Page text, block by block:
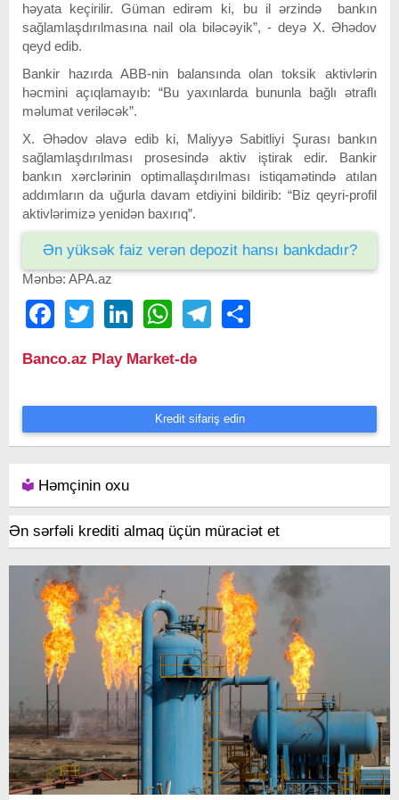
həyata keçirilir. Güman edirəm ki, bu il ərzində bankın
sağlamlaşdırılmasına nail ola biləcəyik”, - deyə X. Əhədov
qeyd edib.
Bankir hazırda ABB-nin balansında olan toksik aktivlərin
həcmini açıqlamayıb: “Bu yaxınlarda bununla bağlı ətraflı
məlumat veriləcək”.
X. Əhədov əlavə edib ki, Maliyyə Sabitliyi Şurası bankın
sağlamlaşdırılması prosesində aktiv iştirak edir. Bankir
bankın xərclərinin optimallaşdırılması istiqamətində atılan
addımların da uğurla davam etdiyini bildirib: “Biz qeyri-profil
aktivlərimizə yenidən baxırıq”.
Ən yüksək faiz verən depozit hansı bankdadır?
Mənbə: APA.az
FacebookTwitter LinkedIn WhatsAppTelegram
Banco.az Play Market-də
Kredit sifariş edin
Həmçinin oxu
Ən sərfəli krediti almaq üçün müraciət et